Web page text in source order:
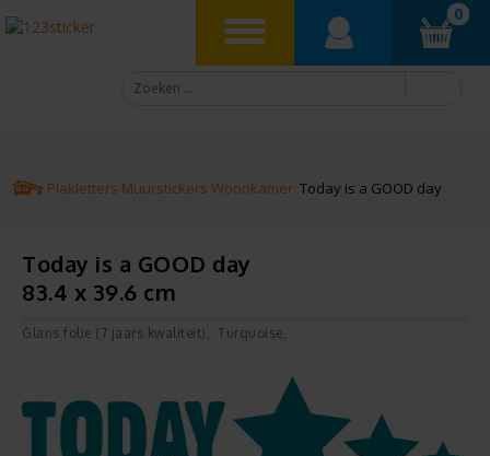
0
Plakletters Muurstickers Woonkamer Today is a GOOD day
Today is a GOOD day
83.4 x 39.6 cm
Glans folie (7 jaars kwaliteit) Turquoise